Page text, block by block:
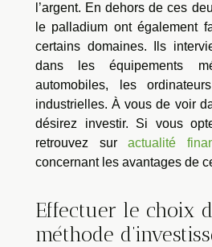
l’argent. En dehors de ces
le palladium ont également
certains domaines. Ils
dans les équipements
automobiles, les
industrielles. À vous de voir
désirez investir. Si vous
retrouvez suractualité
concernant les avantages de
Effectuer le choix
méthode